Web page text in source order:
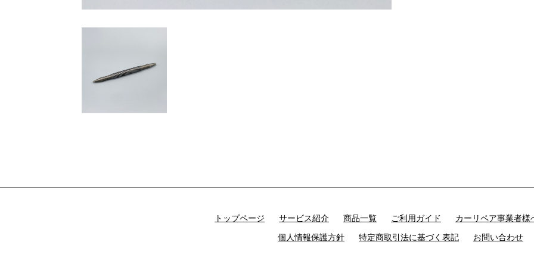
トップページ サービス紹介 商品一覧 ご利用ガイド カーリペア事業者様
個人情報保護方針
特定商取引法に基づく表記 お問い合わせ